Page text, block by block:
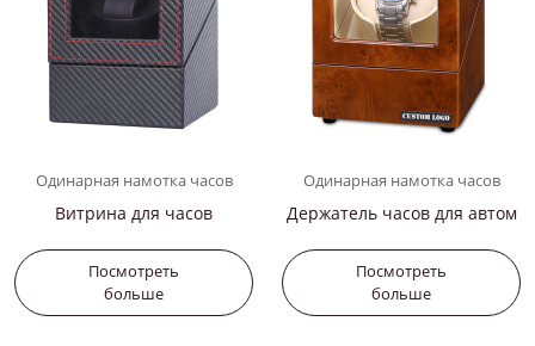
Одинарная намотка часов
Витрина для часов
Посмотреть
больше
Одинарная намотка часов
Держатель часов для автом
Посмотреть
больше